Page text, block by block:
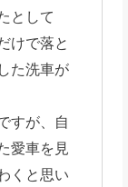
として
けで落と
た洗車が
すが、自
愛車を見
くと思い